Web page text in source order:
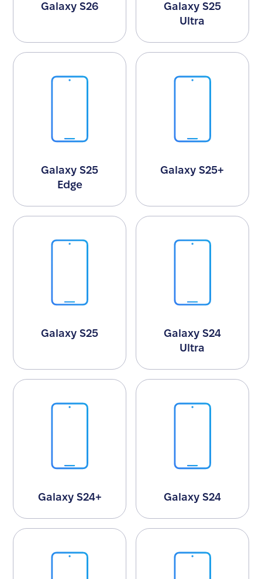
Galaxy S26
Galaxy S25
Ultra
Galaxy S25
Edge
Galaxy S25+
Galaxy S25
Galaxy S24
Ultra
Galaxy S24+ Galaxy S24